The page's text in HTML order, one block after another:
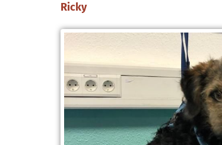
Ricky